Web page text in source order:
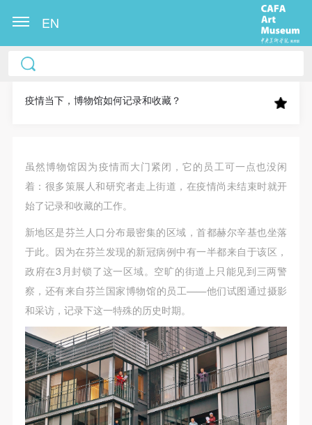
EN
疫情当下，博物馆如何记录和收藏？
虽然博物馆因为疫情而大门紧闭，它的员工可一点也没闲
着：很多策展人和研究者走上街道，在疫情尚未结束时就开
始了记录和收藏的工作。
新地区是芬兰人口分布最密集的区域，首都赫尔辛基也坐落
于此。因为在芬兰发现的新冠病例中有一半都来自于该区，
政府在3月封锁了这一区域。空旷的街道上只能见到三两警
察，还有来自芬兰国家博物馆的员工——他们试图通过摄影
和采访，记录下这一特殊的历史时期。
中央美术学院美术馆出版授权协议书
称“CAFAM”），愿意将本人参与中央美术学院美术馆
果（如参与工作坊创作的作品）提交中央美术学院用
作发表、出版。中央美术学院可以以电子、网络及其
它数字媒体形式公开出版，并同意编入《中国知识资
术馆资料库》等相关资料、文献、档案机构和平台，
在中央美术学院中使用和在互联网上传播，同意按相
关“章程”规定享受相关权益。
中央美术学院美术馆活动安全免责协议书
第一条
本次活动公平公正、自愿参加与退出、风险与责任自
负的原则。但活动有风险，参加者应有必要的风险意
识。
第二条
参加本次活动者必须遵守中华人民共和国的相关法
中央美术学院美术馆出版授权协议书
称“CAFAM”），愿意将本人参与中央美术学院美术馆
果（如参与工作坊创作的作品）提交中央美术学院用
作发表、出版。中央美术学院可以以电子、网络及其
它数字媒体形式公开出版，并同意编入《中国知识资
术馆资料库》等相关资料、文献、档案机构和平台，
在中央美术学院中使用和在互联网上传播，同意按相
关“章程”规定享受相关权益。
中央美术学院美术馆活动安全免责协议书
第一条
本次活动公平公正、自愿参加与退出、风险与责任自
负的原则。但活动有风险，参加者应有必要的风险意
识。
第二条
参加本次活动者必须遵守中华人民共和国的相关法
中央美术学院美术馆出版授权协议书
称“CAFAM”），愿意将本人参与中央美术学院美术馆
果（如参与工作坊创作的作品）提交中央美术学院用
作发表、出版。中央美术学院可以以电子、网络及其
它数字媒体形式公开出版，并同意编入《中国知识资
术馆资料库》等相关资料、文献、档案机构和平台，
在中央美术学院中使用和在互联网上传播，同意按相
关“章程”规定享受相关权益。
中央美术学院美术馆活动安全免责协议书
第一条
本次活动公平公正、自愿参加与退出、风险与责任自
负的原则。但活动有风险，参加者应有必要的风险意
识。
第二条
参加本次活动者必须遵守中华人民共和国的相关法